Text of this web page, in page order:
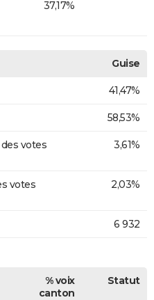
37,17%
Guise
41,47%
58,53%
votes
3,61%
votes
2,03%
6 932
% voix
canton
Statut